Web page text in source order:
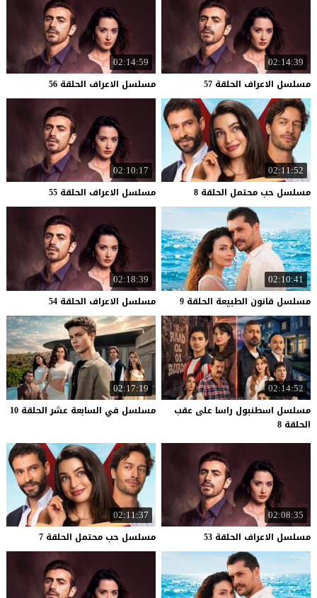
02:14:39
مسلسل الاعراف الحلقة 57
02:14:59
مسلسل الاعراف الحلقة 56
02:11:52
مسلسل حب محتمل الحلقة 8
02:10:17
مسلسل الاعراف الحلقة 55
02:10:41
مسلسل قانون الطبيعة الحلقة 9
02:18:39
مسلسل الاعراف الحلقة 54
02:14:52
مسلسل اسطنبول راسا على عقب
الحلقة 8
02:17:19
مسلسل في السابعة عشر الحلقة 10
02:08:35
مسلسل الاعراف الحلقة 53
02:11:37
مسلسل حب محتمل الحلقة 7